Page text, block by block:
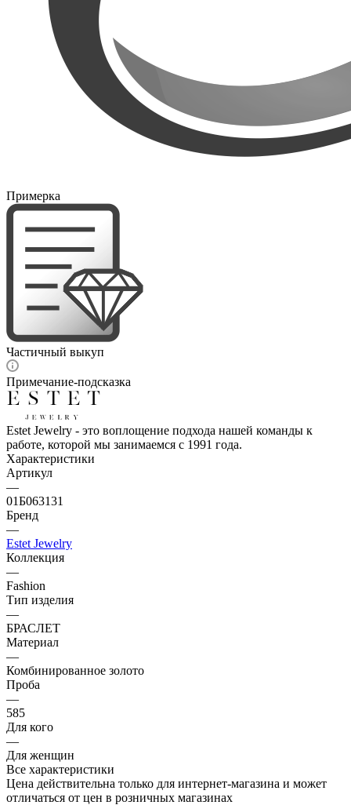
Примерка
Частичный выкуп
Примечание-подсказка
Estet Jewelry - это воплощение подхода нашей команды к
работе, которой мы занимаемся с 1991 года.
Характеристики
Артикул
—
01Б063131
Бренд
—
Estet Jewelry
Коллекция
—
Fashion
Тип изделия
—
БРАСЛЕТ
Материал
—
Комбинированное золото
Проба
—
585
Для кого
—
Для женщин
Все характеристики
Цена действительна только для интернет-магазина и может
отличаться от цен в розничных магазинах